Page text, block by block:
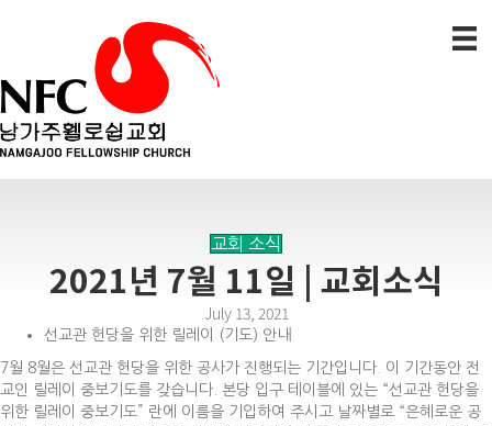
교회 소식
2021년 7월 11일 | 교회소식
July 13, 2021
선교관 헌당을 위한 릴레이 (기도) 안내
7월 8월은 선교관 헌당을 위한 공사가 진행되는 기간입니다. 이 기간동안 전
교인 릴레이 중보기도를 갖습니다. 본당 입구 테이블에 있는 “선교관 헌당을
위한 릴레이 중보기도” 란에 이름을 기입하여 주시고 날짜별로 “은혜로운 공